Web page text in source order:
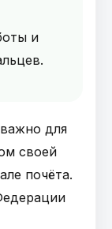
и
для
своей
почёта.